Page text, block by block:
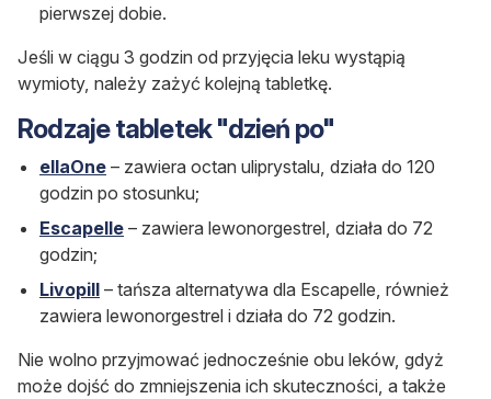
pierwszej dobie.
Jeśli w ciągu 3 godzin od przyjęcia leku wystąpią
wymioty, należy zażyć kolejną tabletkę.
Rodzaje tabletek "dzień po"
ellaOne – zawiera octan uliprystalu, działa do 120
godzin po stosunku;
Escapelle – zawiera lewonorgestrel, działa do 72
godzin;
Livopill – tańsza alternatywa dla Escapelle, również
zawiera lewonorgestrel i działa do 72 godzin.
Nie wolno przyjmować jednocześnie obu leków, gdyż
może dojść do zmniejszenia ich skuteczności, a także